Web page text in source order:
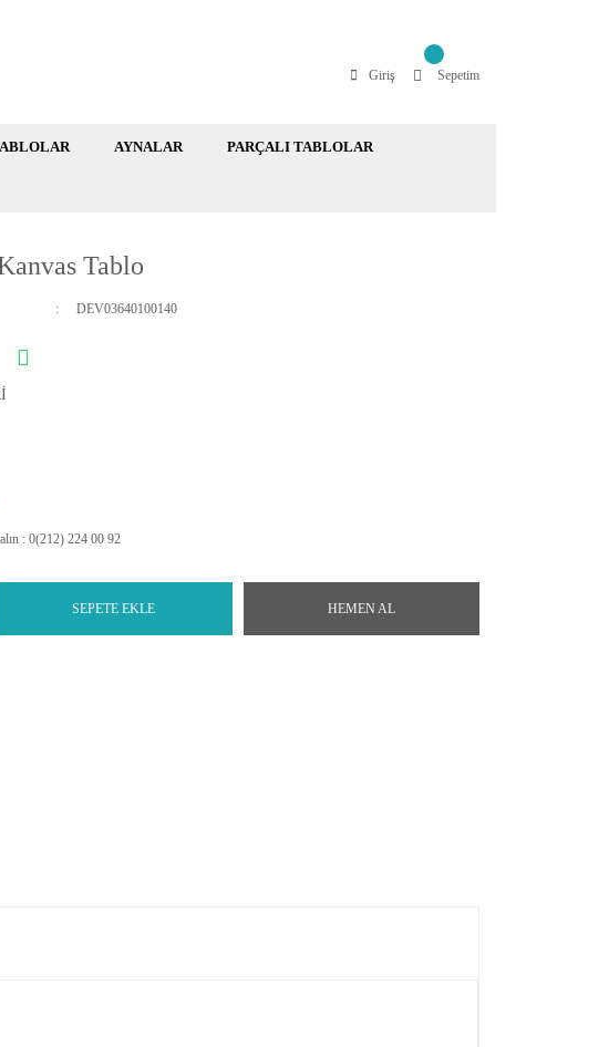
Giriş Sepetim
AYNALAR PARÇALI TABLOLAR
Tablo
DEV03640100140
: 0(212) 224 00 92
SEPETE EKLE HEMEN AL